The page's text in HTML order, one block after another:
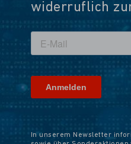
widerruflich
In unserem Newsletter